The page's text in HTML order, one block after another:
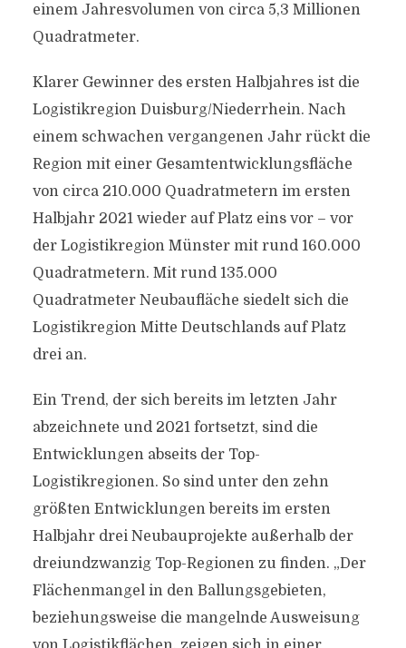
einem Jahresvolumen von circa 5,3 Millionen
Quadratmeter.
Klarer Gewinner des ersten Halbjahres ist die
Logistikregion Duisburg/Niederrhein. Nach
einem schwachen vergangenen Jahr rückt die
Region mit einer Gesamtentwicklungsfläche
von circa 210.000 Quadratmetern im ersten
Halbjahr 2021 wieder auf Platz eins vor – vor
der Logistikregion Münster mit rund 160.000
Quadratmetern. Mit rund 135.000
Quadratmeter Neubaufläche siedelt sich die
Logistikregion Mitte Deutschlands auf Platz
drei an.
Ein Trend, der sich bereits im letzten Jahr
abzeichnete und 2021 fortsetzt, sind die
Entwicklungen abseits der Top-
Logistikregionen. So sind unter den zehn
größten Entwicklungen bereits im ersten
Halbjahr drei Neubauprojekte außerhalb der
dreiundzwanzig Top-Regionen zu finden. „Der
Flächenmangel in den Ballungsgebieten,
beziehungsweise die mangelnde Ausweisung